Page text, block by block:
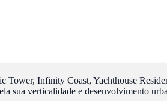
Tower, Infinity Coast, Yachthouse
sua verticalidade e desenvolvimento